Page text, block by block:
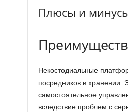
Плюсы и минусы
Некостодиальные
посредников в хранении.
самостоятельное
вследствие проблем с